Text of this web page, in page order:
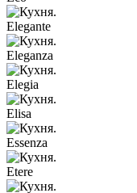
Elegante
Eleganza
Elegia
Elisa
Essenza
Etere